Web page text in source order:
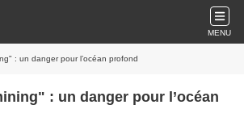
MENU
: un danger pour l’océan profond
: un danger pour l’océan